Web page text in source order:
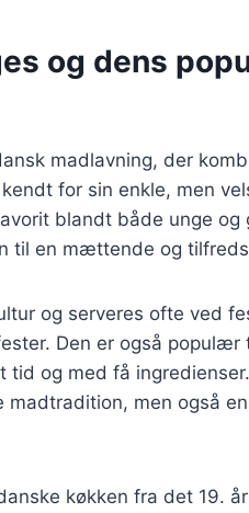
og dens
madlavning, der
for sin enkle, men
blandt både unge og
til en mættende og
og serveres ofte ved
Den er også populær
og med få
men også
køkken fra det 19.